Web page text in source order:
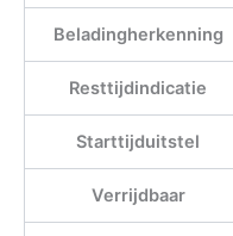
Beladingherkenning
Resttijdindicatie
Starttijduitstel
Verrijdbaar